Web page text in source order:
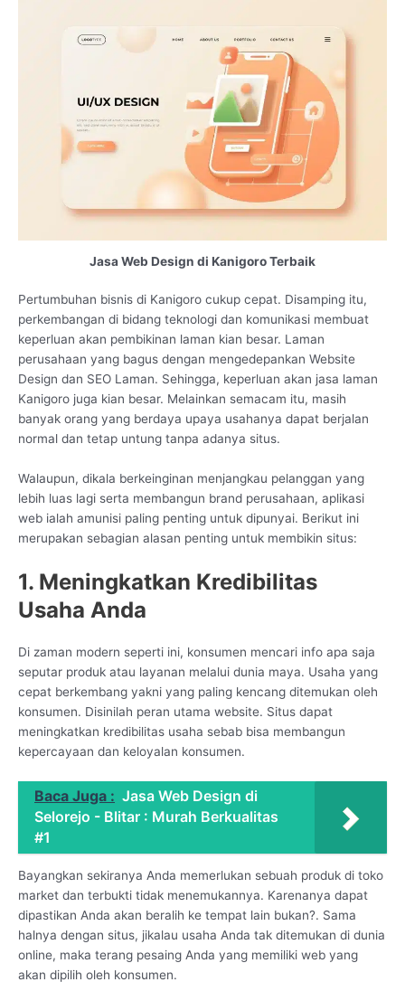
Jasa Web Design di Kanigoro Terbaik
Pertumbuhan bisnis di Kanigoro cukup cepat. Disamping itu,
perkembangan di bidang teknologi dan komunikasi membuat
keperluan akan pembikinan laman kian besar. Laman
perusahaan yang bagus dengan mengedepankan Website
Design dan SEO Laman. Sehingga, keperluan akan jasa laman
Kanigoro juga kian besar. Melainkan semacam itu, masih
banyak orang yang berdaya upaya usahanya dapat berjalan
normal dan tetap untung tanpa adanya situs.
Walaupun, dikala berkeinginan menjangkau pelanggan yang
lebih luas lagi serta membangun brand perusahaan, aplikasi
web ialah amunisi paling penting untuk dipunyai. Berikut ini
merupakan sebagian alasan penting untuk membikin situs:
1. Meningkatkan Kredibilitas
Usaha Anda
Di zaman modern seperti ini, konsumen mencari info apa saja
seputar produk atau layanan melalui dunia maya. Usaha yang
cepat berkembang yakni yang paling kencang ditemukan oleh
konsumen. Disinilah peran utama website. Situs dapat
meningkatkan kredibilitas usaha sebab bisa membangun
kepercayaan dan keloyalan konsumen.
Baca Juga : Jasa Web Design di
Selorejo - Blitar : Murah Berkualitas
#1
Bayangkan sekiranya Anda memerlukan sebuah produk di toko
market dan terbukti tidak menemukannya. Karenanya dapat
dipastikan Anda akan beralih ke tempat lain bukan?. Sama
halnya dengan situs, jikalau usaha Anda tak ditemukan di dunia
online, maka terang pesaing Anda yang memiliki web yang
akan dipilih oleh konsumen.